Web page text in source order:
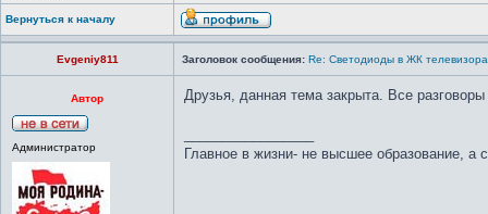
Вернуться к началу
Evgeniy811 Заголовок сообщения: Re: Светодиоды в ЖК
Автор
Администратор
Друзья, данная тема закрыта. Все
Главное в жизни- не высшее образование, а